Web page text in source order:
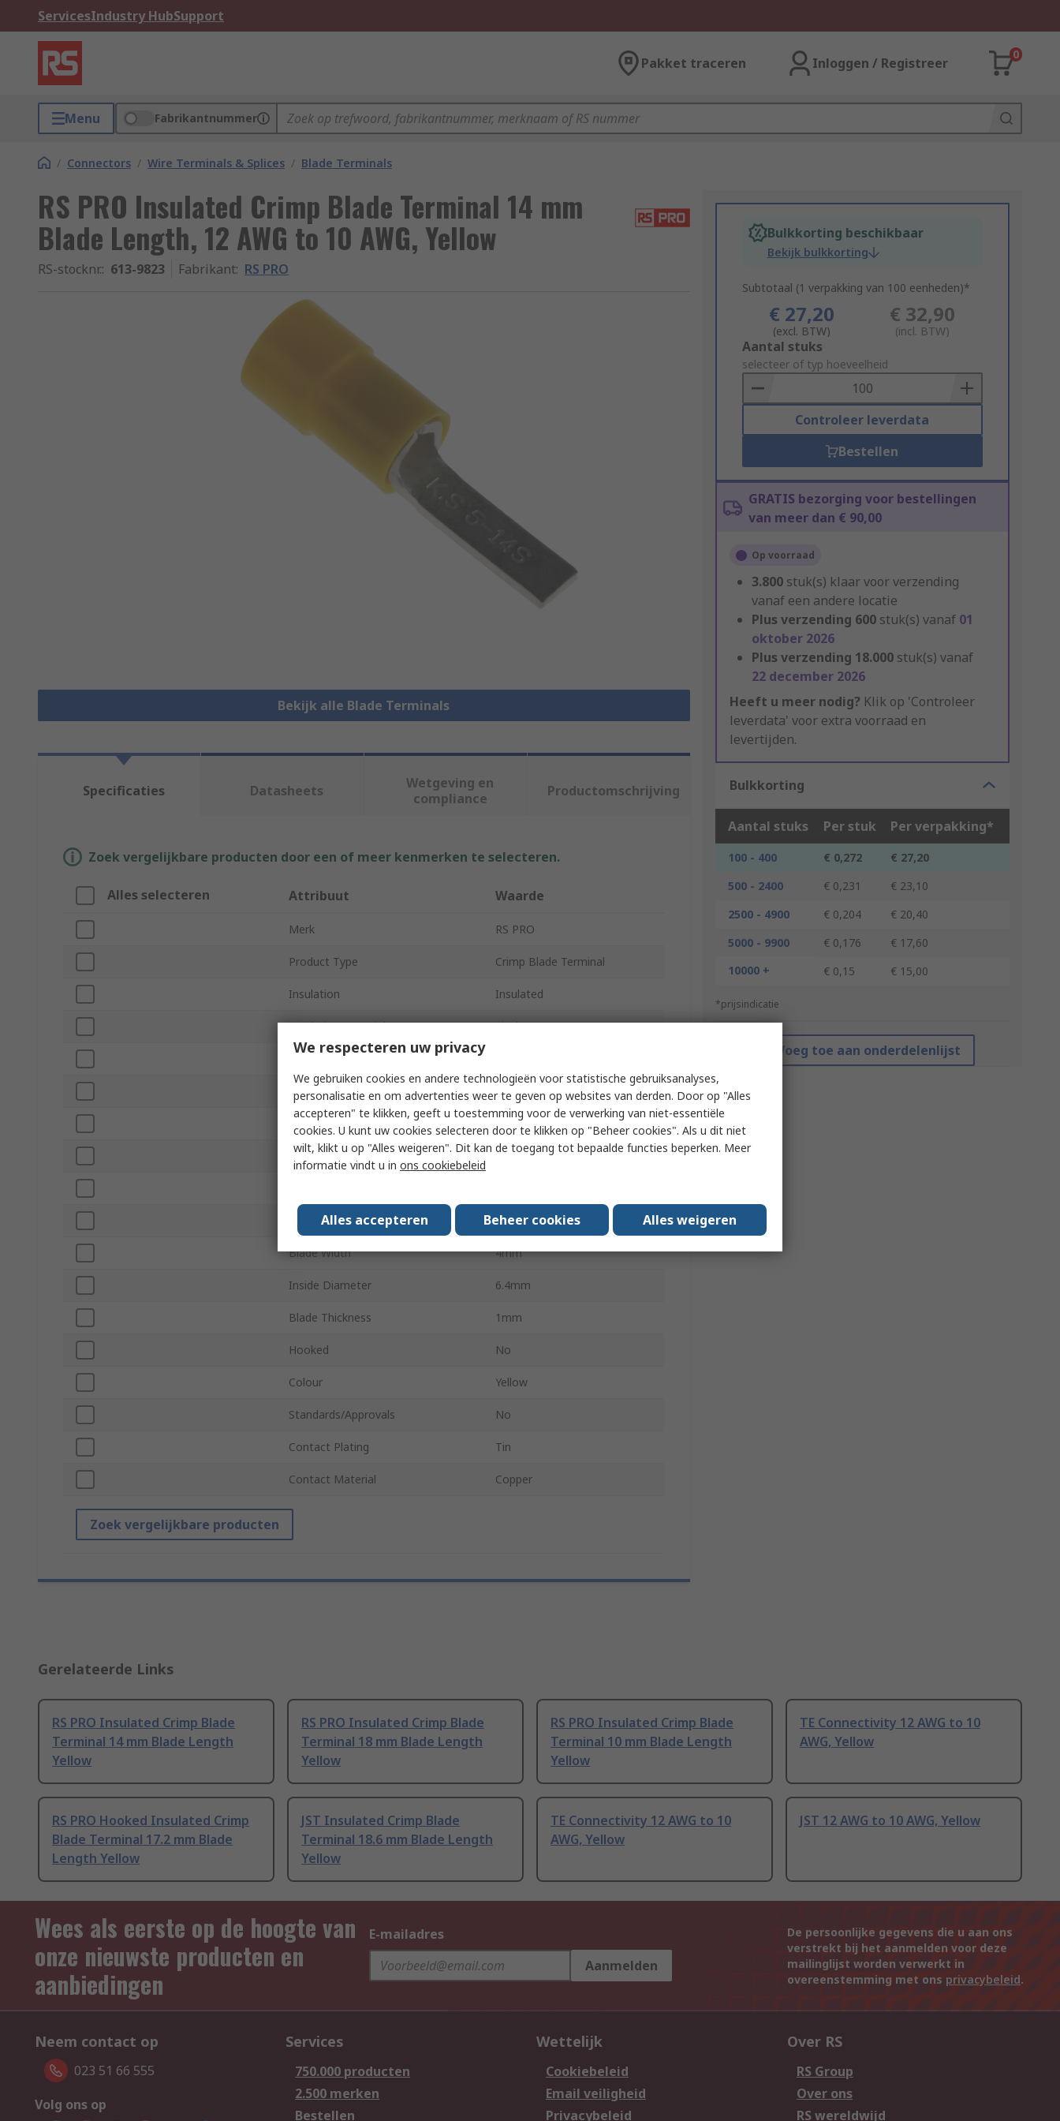
ServicesIndustry HubSupport
Pakket traceren Inloggen / Registreer
0
Menu Fabrikantnummer
/ Connectors / Wire Terminals & Splices / Blade Terminals
RS PRO Insulated Crimp Blade Terminal 14 mm
Blade Length, 12 AWG to 10 AWG, Yellow
RS-stocknr.: 613-9823 Fabrikant: RS PRO
Bekijk alle Blade Terminals
Bulkkorting beschikbaar
Bekijk bulkkorting
Subtotaal (1 verpakking van 100 eenheden)*
€ 27,20
(excl. BTW)
€ 32,90
(incl. BTW)
Add
to
Basket
Aantal stuks
selecteer of typ hoeveelheid
Controleer leverdata
Bestellen
GRATIS bezorging voor bestellingen
van meer dan € 90,00
Op voorraad
3.800 stuk(s) klaar voor verzending
vanaf een andere locatie
Plus verzending 600 stuk(s) vanaf 01
oktober 2026
Plus verzending 18.000 stuk(s) vanaf
22 december 2026
Heeft u meer nodig? Klik op 'Controleer
leverdata' voor extra voorraad en
levertijden.
Bulkkorting
Aantal stuks Per stuk Per verpakking*
100 - 400 € 0,272
€ 27,20
500 - 2400
€ 0,231
€ 23,10
2500 - 4900
€ 0,204
€ 20,40
5000 - 9900
€ 0,176
€ 17,60
10000 +
€ 0,15 € 15,00
*prijsindicatie
Voeg toe aan onderdelenlijst
Specificaties Datasheets
Wetgeving en
compliance
Productomschrijving
Zoek vergelijkbare producten door een of meer kenmerken te selecteren.
Alles selecteren Attribuut Waarde
Merk RS PRO
Product Type Crimp Blade Terminal
Insulation Insulated
Insulation Material Vinyl
Minimum Wire Size AWG
Minimum Wire Size mm² 4mm²
Maximum Wire Size mm² 6mm²
Maximum Wire Size AWG 10AWG
Blade Length 14mm
Blade Width 4mm
Inside Diameter 6.4mm
Blade Thickness 1mm
Hooked No
Colour Yellow
Standards/Approvals No
Contact Plating Tin
Contact Material Copper
Zoek vergelijkbare producten
Gerelateerde Links
RS PRO Insulated Crimp Blade
Terminal 14 mm Blade Length
Yellow
RS PRO Insulated Crimp Blade
Terminal 18 mm Blade Length
Yellow
RS PRO Insulated Crimp Blade
Terminal 10 mm Blade Length
Yellow
TE Connectivity 12 AWG to 10
AWG, Yellow
RS PRO Hooked Insulated Crimp
Blade Terminal 17.2 mm Blade
Length Yellow
JST Insulated Crimp Blade
Terminal 18.6 mm Blade Length
Yellow
TE Connectivity 12 AWG to 10
AWG, Yellow
JST 12 AWG to 10 AWG, Yellow
Wees als eerste op de hoogte van
onze nieuwste producten en
aanbiedingen
E-mailadres
Aanmelden
De persoonlijke gegevens die u aan ons
verstrekt bij het aanmelden voor deze
mailinglijst worden verwerkt in
overeenstemming met ons privacybeleid.
Neem contact op
023 51 66 555
Volg ons op
Services
750.000 producten
2.500 merken
Bestellen
Wettelijk
Cookiebeleid
Email veiligheid
Privacybeleid
Over RS
RS Group
Over ons
RS wereldwijd
We respecteren uw privacy
We gebruiken cookies en andere technologieën voor statistische gebruiksanalyses,
personalisatie en om advertenties weer te geven op websites van derden. Door op "Alles
accepteren" te klikken, geeft u toestemming voor de verwerking van niet-essentiële
cookies. U kunt uw cookies selecteren door te klikken op "Beheer cookies". Als u dit niet
wilt, klikt u op "Alles weigeren". Dit kan de toegang tot bepaalde functies beperken. Meer
informatie vindt u in ons cookiebeleid
Alles accepteren Beheer cookies Alles weigeren